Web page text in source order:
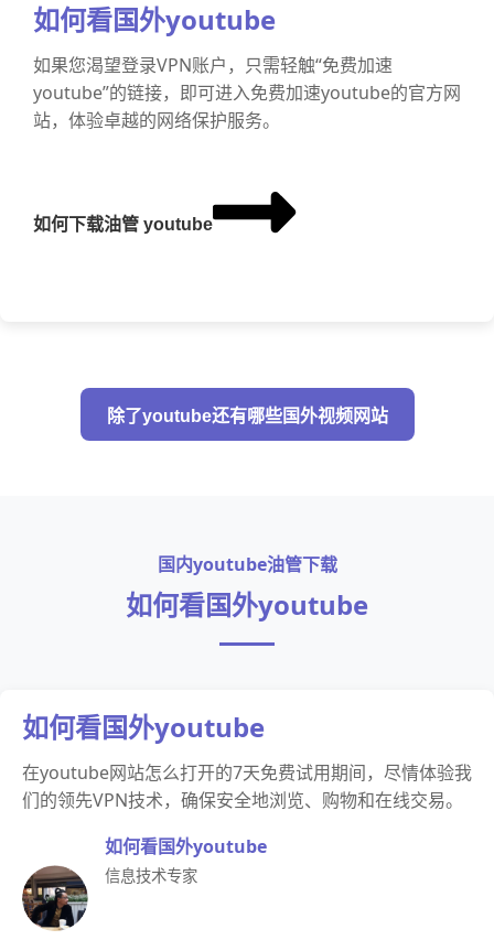
如何看国外youtube
如果您渴望登录VPN账户，只需轻触“免费加速
youtube”的链接，即可进入免费加速youtube的官方网
站，体验卓越的网络保护服务。
如何下载油管 youtube
除了youtube还有哪些国外视频网站
国内youtube油管下载
如何看国外youtube
如何看国外youtube
在youtube网站怎么打开的7天免费试用期间，尽情体验我
们的领先VPN技术，确保安全地浏览、购物和在线交易。
如何看国外youtube
信息技术专家